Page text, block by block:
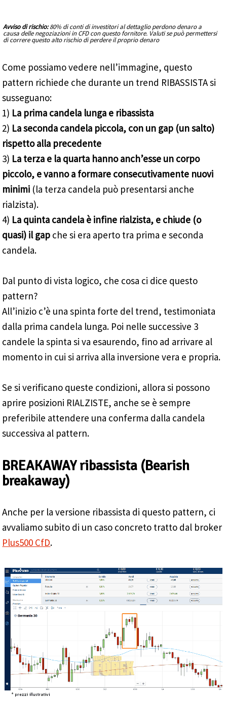
Avviso di rischio:80% di conti di investitori al dettaglio perdono denaro a
causa delle negoziazioni in CFD con questo fornitore. Valuti se può permettersi
di correre questo alto rischio di perdere il proprio denaro
Come possiamo vedere nell’immagine, questo
pattern richiede che durante un trend RIBASSISTA si
susseguano:
1) La prima candela lunga e ribassista
2) La seconda candela piccola, con un gap (un salto)
rispetto alla precedente
3) La terza e la quarta hanno anch’esse un corpo
piccolo, e vanno a formare consecutivamente nuovi
minimi (la terza candela può presentarsi anche
rialzista).
4) La quinta candela è infine rialzista, e chiude (o
quasi) il gap che si era aperto tra prima e seconda
candela.
Dal punto di vista logico, che cosa ci dice questo
pattern?
All’inizio c’è una spinta forte del trend, testimoniata
dalla prima candela lunga. Poi nelle successive 3
candele la spinta si va esaurendo, fino ad arrivare al
momento in cui si arriva alla inversione vera e propria.
Se si verificano queste condizioni, allora si possono
aprire posizioni RIALZISTE, anche se è sempre
preferibile attendere una conferma dalla candela
successiva al pattern.
BREAKAWAY ribassista (Bearish
breakaway)
Anche per la versione ribassista di questo pattern, ci
avvaliamo subito di un caso concreto tratto dal broker
Plus500 CfD.